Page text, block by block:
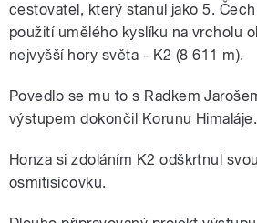
cestovatel, který stanul jako 5.
použití umělého kyslíku na vrcholu
nejvyšší hory světa - K2 (8 611 m).
Povedlo se mu to s Radkem
výstupem dokončil Korunu Himaláje.
Honza si zdoláním K2 odškrtnul
osmitisícovku.